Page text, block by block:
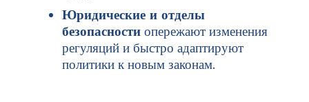
Юридические и отделы
безопасности опережают изменения
регуляций и быстро адаптируют
политики к новым законам.